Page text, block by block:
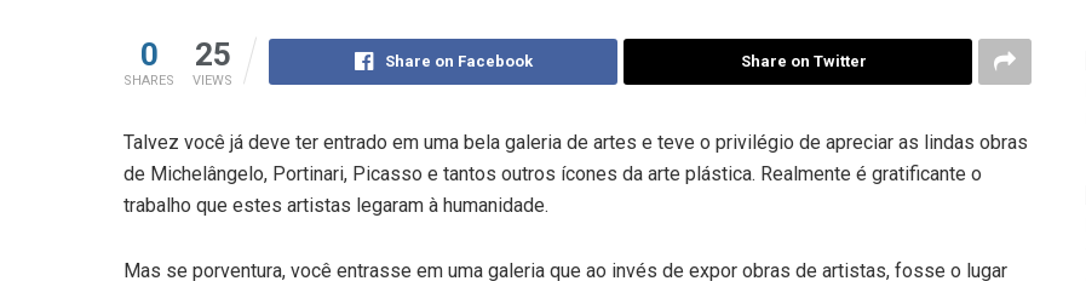
0
SHARES
25
VIEWS
Share on Facebook Share on Twitter
Talvez você já deve ter entrado em uma bela galeria de artes e teve o privilégio de apreciar as lindas obras
de Michelângelo, Portinari, Picasso e tantos outros ícones da arte plástica. Realmente é gratificante o
trabalho que estes artistas legaram à humanidade.
Mas se porventura, você entrasse em uma galeria que ao invés de expor obras de artistas, fosse o lugar